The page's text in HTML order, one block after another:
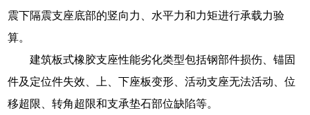
震下隔震支座底部的竖向力、水平力和力矩进行承载力验
算。
建筑板式橡胶支座性能劣化类型包括钢部件损伤、锚固
件及定位件失效、上、下座板变形、活动支座无法活动、位
移超限、转角超限和支承垫石部位缺陷等。